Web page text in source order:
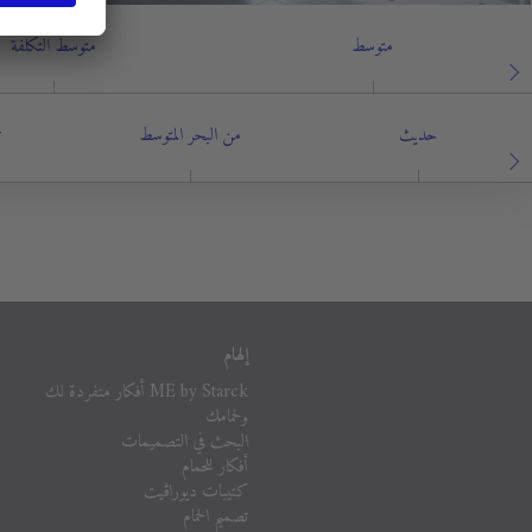
متوسط متوسط التكلفة
حديث من البحر المتوسط
إلهام
ME by Starck أفكار متفردة لك
ولحمامك
البحث في التصميمات
أفكار للحمام
كتيبات ديوراڨيت
تصميم الحمام